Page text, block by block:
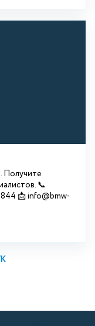
Получите
📞
📩 info@bmw-